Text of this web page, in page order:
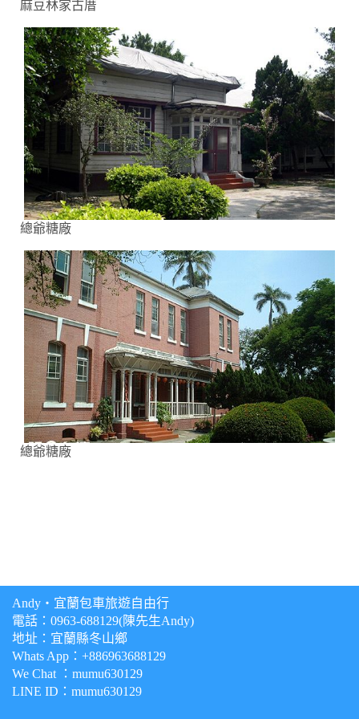
麻豆林家古厝
總爺糖廠
總爺糖廠
Andy‧宜蘭包車旅遊自由行
電話： 0963-688129(陳先生Andy)
地址：宜蘭縣冬山鄉
Whats App：+886963688129
We Chat ：mumu630129
LINE ID：mumu630129